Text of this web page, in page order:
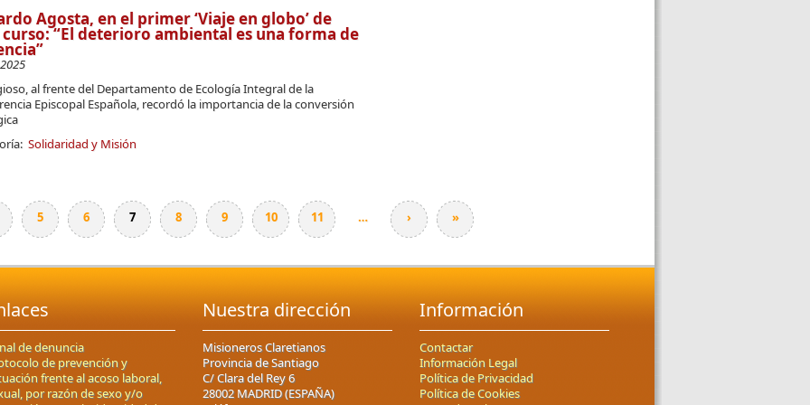
Agosta, en el primer ‘Viaje en globo’ de
curso: “El deterioro ambiental es una forma de
al frente del Departamento de Ecología Integral de la
Episcopal Española, recordó la importancia de la conversión
Solidaridad y Misión
5 6 7 8 9 10 11 … › »
de denuncia
de prevención y
frente al acoso laboral,
por razón de sexo y/o
Nuestra dirección
Misioneros Claretianos
Provincia de Santiago
C/ Clara del Rey 6
28002 MADRID (ESPAÑA)
Información
Contactar
Información Legal
Política de Privacidad
Política de Cookies